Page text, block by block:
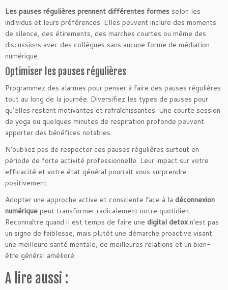
Les pauses régulières prennent différentes formes selon les
individus et leurs préférences. Elles peuvent inclure des moments
de silence, des étirements, des marches courtes ou même des
discussions avec des collègues sans aucune forme de médiation
numérique.
Optimiser les pauses régulières
Programmez des alarmes pour penser à faire des pauses régulières
tout au long de la journée. Diversifiez les types de pauses pour
qu’elles restent motivantes et rafraîchissantes. Une courte session
de yoga ou quelques minutes de respiration profonde peuvent
apporter des bénéfices notables.
N’oubliez pas de respecter ces pauses régulières surtout en
période de forte activité professionnelle. Leur impact sur votre
efficacité et votre état général pourrait vous surprendre
positivement.
Adopter une approche active et consciente face à la déconnexion
numérique peut transformer radicalement notre quotidien.
Reconnaître quand il est temps de faire une digital detoxn’est pas
un signe de faiblesse, mais plutôt une démarche proactive visant
une meilleure santé mentale, de meilleures relations et un bien-
être général amélioré.
A lire aussi :